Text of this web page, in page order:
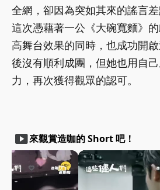
全網，卻因為突如其來的謠言差
這次憑藉著一公《大碗寬麵》
高舞台效果的同時，也成功開
後沒有順利成團，但她也用自
力，再次獲得觀眾的認可。
smart_display來觀賞造咖的 Short 吧！